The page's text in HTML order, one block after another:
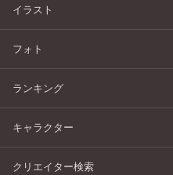
イラスト
フォト
ランキング
キャラクター
クリエイター検索